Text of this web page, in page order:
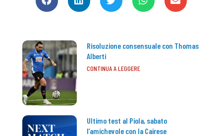
Risoluzione consensuale con Thomas
Alberti
CONTINUA A LEGGERE
Ultimo test al Piola, sabato
l’amichevole con la Cairese